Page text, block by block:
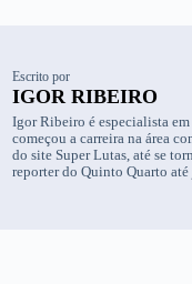
Escrito por
IGOR RIBEIRO
Igor Ribeiro é especialista
começou a carreira na área
do site Super Lutas, até se
reporter do Quinto Quarto